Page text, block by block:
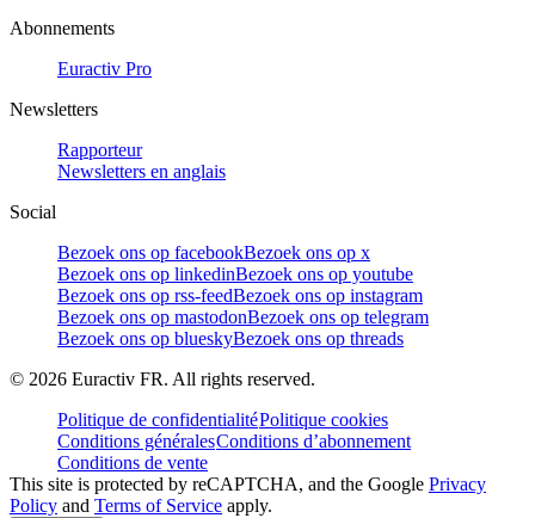
Abonnements
Euractiv Pro
Newsletters
Rapporteur
Newsletters en anglais
Social
Bezoek ons op facebookBezoek ons op x
Bezoek ons op linkedinBezoek ons op youtube
Bezoek ons op rss-feedBezoek ons op instagram
Bezoek ons op mastodonBezoek ons op telegram
Bezoek ons op blueskyBezoek ons op threads
© 2026 Euractiv FR. All rights reserved.
Politique de confidentialitéPolitique cookies
Conditions généralesConditions d’abonnement
Conditions de vente
This site is protected by reCAPTCHA, and the Google Privacy
Policy and Terms of Service apply.